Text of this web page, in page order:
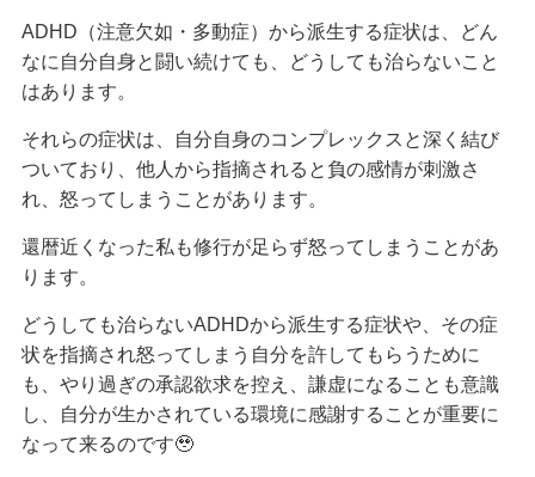
ADHD（注意欠如・多動症）から派生する症状は、どん
なに自分自身と闘い続けても、どうしても治らないこと
はあります。
それらの症状は、自分自身のコンプレックスと深く結び
ついており、他人から指摘されると負の感情が刺激さ
れ、怒ってしまうことがあります。
還暦近くなった私も修行が足らず怒ってしまうことがあ
ります。
どうしても治らないADHDから派生する症状や、その症
状を指摘され怒ってしまう自分を許してもらうために
も、やり過ぎの承認欲求を控え、謙虚になることも意識
し、自分が生かされている環境に感謝することが重要に
なって来るのです🥹